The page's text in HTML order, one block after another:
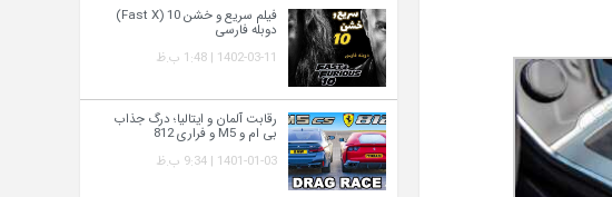
فیلم سریع و خشن 10 (Fast X)
دوبله فارسی
1402-03-11 | 1:48 ب.ظ
رقابت آلمان و ایتالیا؛ درگ جذاب
بی ام و M5 و فراری 812
1401-01-03 | 9:34 ب.ظ